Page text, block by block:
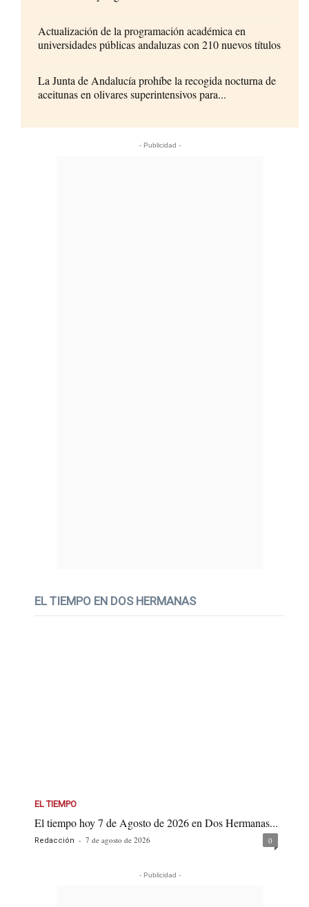
Actualización de la programación académica en
universidades públicas andaluzas con 210 nuevos títulos
La Junta de Andalucía prohíbe la recogida nocturna de
aceitunas en olivares superintensivos para...
- Publicidad -
EL TIEMPO EN DOS HERMANAS
EL TIEMPO
El tiempo hoy 7 de Agosto de 2026 en Dos Hermanas...
Redacción - 7 de agosto de 2026 0
- Publicidad -